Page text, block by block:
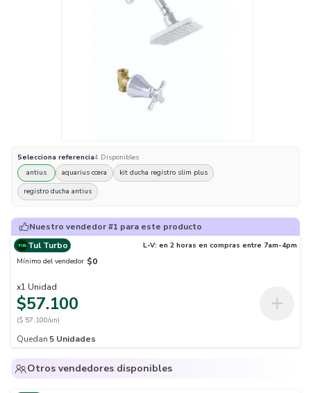
Selecciona referencia4 Disponibles
antius
aquarius ccera
kit ducha registro slim plus
registro ducha antius
Nuestro vendedor #1 para este producto
Tul Turbo
L-V: en 2 horas en compras entre 7am-4pm
Mínimo del vendedor $0
x1 Unidad
$57.100
($ 57.100/un)
Quedan 5 Unidades
Otros vendedores disponibles